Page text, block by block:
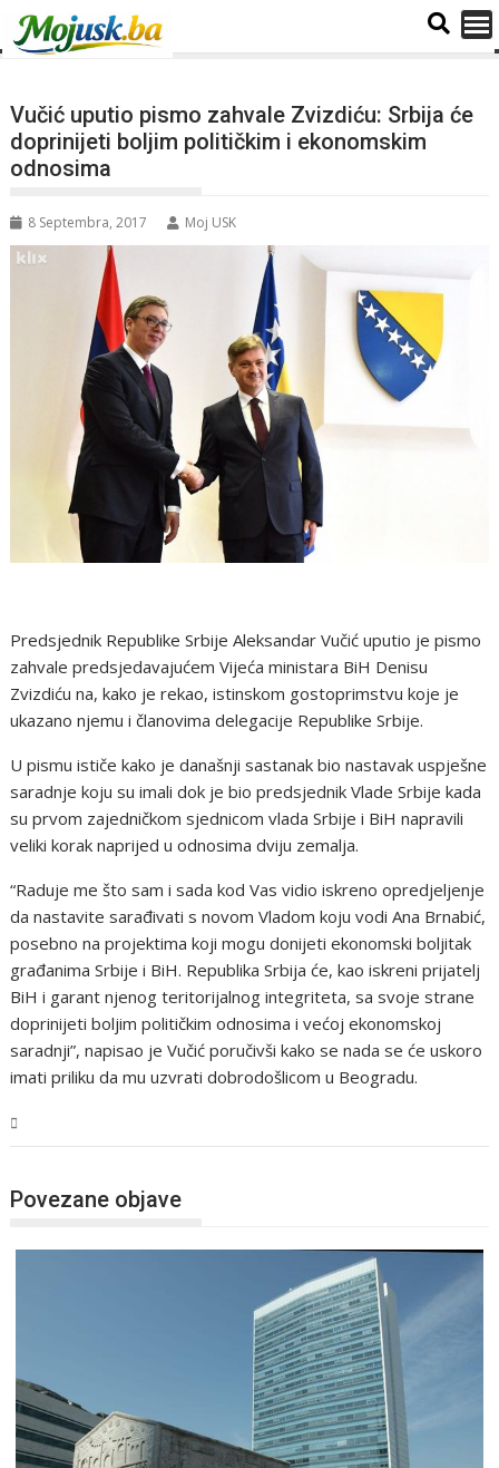
Vučić uputio pismo zahvale Zvizdiću: Srbija će
doprinijeti boljim političkim i ekonomskim
odnosima
8 Septembra, 2017 Moj USK
Predsjednik Republike Srbije Aleksandar Vučić uputio je pismo
zahvale predsjedavajućem Vijeća ministara BiH Denisu
Zvizdiću na, kako je rekao, istinskom gostoprimstvu koje je
ukazano njemu i članovima delegacije Republike Srbije.
U pismu ističe kako je današnji sastanak bio nastavak uspješne
saradnje koju su imali dok je bio predsjednik Vlade Srbije kada
su prvom zajedničkom sjednicom vlada Srbije i BiH napravili
veliki korak naprijed u odnosima dviju zemalja.
“Raduje me što sam i sada kod Vas vidio iskreno opredjeljenje
da nastavite sarađivati s novom Vladom koju vodi Ana Brnabić,
posebno na projektima koji mogu donijeti ekonomski boljitak
građanima Srbije i BiH. Republika Srbija će, kao iskreni prijatelj
BiH i garant njenog teritorijalnog integriteta, sa svoje strane
doprinijeti boljim političkim odnosima i većoj ekonomskoj
saradnji”, napisao je Vučić poručivši kako se nada se će uskoro
imati priliku da mu uzvrati dobrodošlicom u Beogradu.
Povezane objave